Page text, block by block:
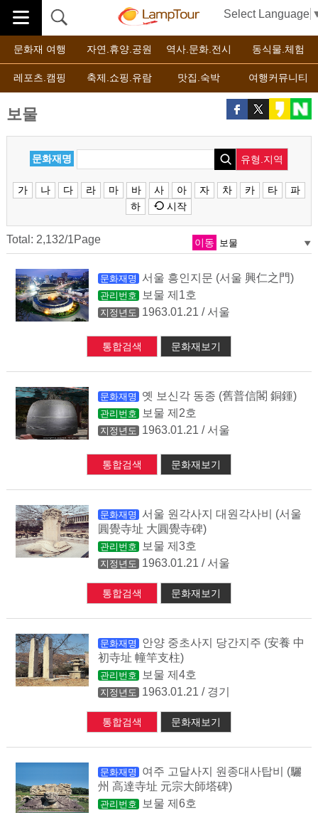
Select Language
문화재 여행 자연.휴양.공원 역사.문화.전시 동식물.체험
레포츠.캠핑 축제.쇼핑.유람 맛집.숙박 여행커뮤니티
보물
문화재명 유형.지역
가 나 다 라 마 바 사 아 자 차 카 타
파
하
시작
Total: 2,132/1Page 이동
문화재명 서울 흥인지문 (서울 興仁之門)
관리번호 보물 제1호
지정년도 1963.01.21 / 서울
통합검색 문화재보기
문화재명 옛 보신각 동종 (舊普信閣 銅鍾)
관리번호 보물 제2호
지정년도 1963.01.21 / 서울
통합검색 문화재보기
문화재명 서울 원각사지 대원각사비 (서울
圓覺寺址 大圓覺寺碑)
관리번호 보물 제3호
지정년도 1963.01.21 / 서울
통합검색 문화재보기
문화재명 안양 중초사지 당간지주 (安養 中
初寺址 幢竿支柱)
관리번호 보물 제4호
지정년도 1963.01.21 / 경기
통합검색 문화재보기
문화재명 여주 고달사지 원종대사탑비 (驪
州 高達寺址 元宗大師塔碑)
관리번호 보물 제6호